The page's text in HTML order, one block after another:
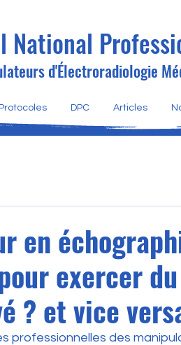
National
d'Électroradiologie
Protocoles DPC Articles
en
exercer
? et vice
professionnelles des